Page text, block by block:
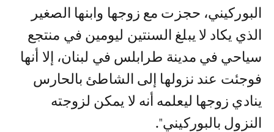
البوركيني، حجزت مع زوجها وابنها الصغير
الذي يكاد لا يبلغ السنتين ليومين في منتجع
سياحي في مدينة طرابلس في لبنان، إلا أنها
فوجئت عند نزولها إلى الشاطئ بالحارس
ينادي زوجها ليعلمه أنه لا يمكن لزوجته
النزول بالبوركيني".